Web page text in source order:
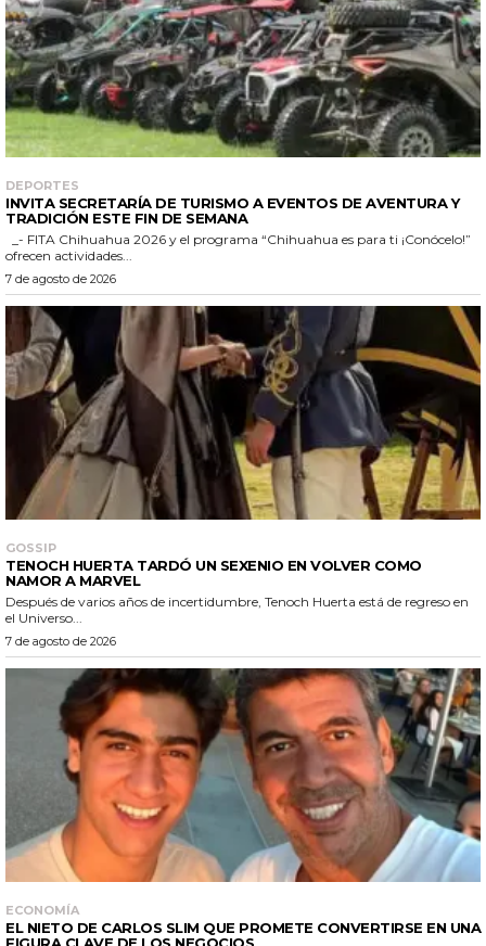
DEPORTES
INVITA SECRETARÍA DE TURISMO A EVENTOS DE AVENTURA Y
TRADICIÓN ESTE FIN DE SEMANA
ofrecen actividades...
7 de agosto de 2026
GOSSIP
TENOCH HUERTA TARDÓ UN SEXENIO EN VOLVER COMO
NAMOR A MARVEL
Después de varios años de incertidumbre, Tenoch Huerta está de regreso en
el Universo...
7 de agosto de 2026
ECONOMÍA
EL NIETO DE CARLOS SLIM QUE PROMETE CONVERTIRSE EN UNA